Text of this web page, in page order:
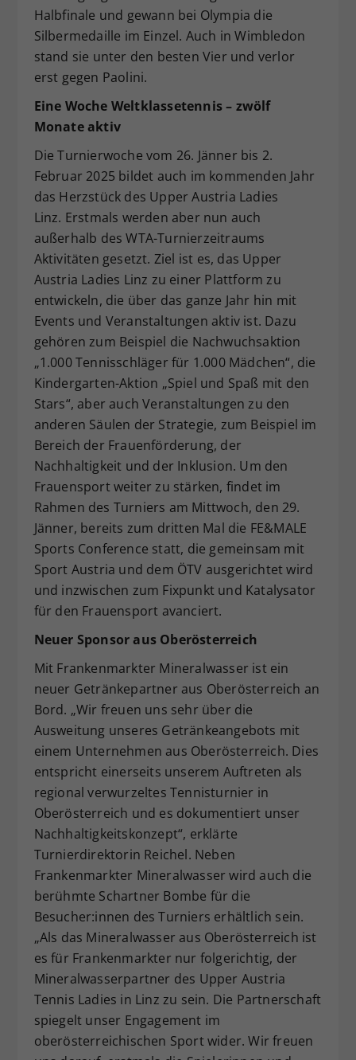
Halbfinale und gewann bei Olympia die
Silbermedaille im Einzel. Auch in Wimbledon
stand sie unter den besten Vier und verlor
erst gegen Paolini.
Eine Woche Weltklassetennis – zwölf
Monate aktiv
Die Turnierwoche vom 26. Jänner bis 2.
Februar 2025 bildet auch im kommenden Jahr
das Herzstück des Upper Austria Ladies
Linz. Erstmals werden aber nun auch
außerhalb des WTA-Turnierzeitraums
Aktivitäten gesetzt. Ziel ist es, das Upper
Austria Ladies Linz zu einer Plattform zu
entwickeln, die über das ganze Jahr hin mit
Events und Veranstaltungen aktiv ist. Dazu
gehören zum Beispiel die Nachwuchsaktion
„1.000 Tennisschläger für 1.000 Mädchen“, die
Kindergarten-Aktion „Spiel und Spaß mit den
Stars“, aber auch Veranstaltungen zu den
anderen Säulen der Strategie, zum Beispiel im
Bereich der Frauenförderung, der
Nachhaltigkeit und der Inklusion. Um den
Frauensport weiter zu stärken, findet im
Rahmen des Turniers am Mittwoch, den 29.
Jänner, bereits zum dritten Mal die FE&MALE
Sports Conference statt, die gemeinsam mit
Sport Austria und dem ÖTV ausgerichtet wird
und inzwischen zum Fixpunkt und Katalysator
für den Frauensport avanciert.
Neuer Sponsor aus Oberösterreich
Mit Frankenmarkter Mineralwasser ist ein
neuer Getränkepartner aus Oberösterreich an
Bord. „Wir freuen uns sehr über die
Ausweitung unseres Getränkeangebots mit
einem Unternehmen aus Oberösterreich. Dies
entspricht einerseits unserem Auftreten als
regional verwurzeltes Tennisturnier in
Oberösterreich und es dokumentiert unser
Nachhaltigkeitskonzept“, erklärte
Turnierdirektorin Reichel. Neben
Frankenmarkter Mineralwasser wird auch die
berühmte Schartner Bombe für die
Besucher:innen des Turniers erhältlich sein.
„Als das Mineralwasser aus Oberösterreich ist
es für Frankenmarkter nur folgerichtig, der
Mineralwasserpartner des Upper Austria
Tennis Ladies in Linz zu sein. Die Partnerschaft
spiegelt unser Engagement im
oberösterreichischen Sport wider. Wir freuen